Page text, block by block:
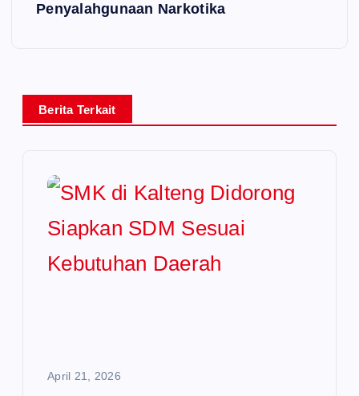
Penyalahgunaan Narkotika
Berita Terkait
April 21, 2026